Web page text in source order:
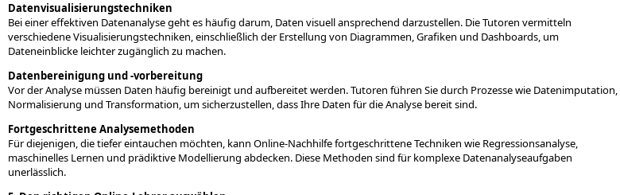
Datenvisualisierungstechniken
Bei einer effektiven Datenanalyse geht es häufig darum, Daten visuell ansprechend darzustellen. Die Tutoren vermitteln
verschiedene Visualisierungstechniken, einschließlich der Erstellung von Diagrammen, Grafiken und Dashboards, um
Dateneinblicke leichter zugänglich zu machen.
Datenbereinigung und -vorbereitung
Vor der Analyse müssen Daten häufig bereinigt und aufbereitet werden. Tutoren führen Sie durch Prozesse wie Datenimputation,
Normalisierung und Transformation, um sicherzustellen, dass Ihre Daten für die Analyse bereit sind.
Fortgeschrittene Analysemethoden
Für diejenigen, die tiefer eintauchen möchten, kann Online-Nachhilfe fortgeschrittene Techniken wie Regressionsanalyse,
maschinelles Lernen und prädiktive Modellierung abdecken. Diese Methoden sind für komplexe Datenanalyseaufgaben
unerlässlich.